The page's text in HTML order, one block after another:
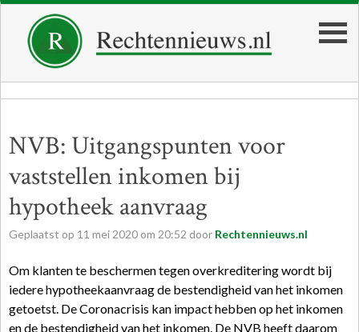
NVB: Uitgangspunten voor
vaststellen inkomen bij
hypotheek aanvraag
Geplaatst op 11 mei 2020 om 20:52 door Rechtennieuws.nl
Om klanten te beschermen tegen overkreditering wordt bij
iedere hypotheekaanvraag de bestendigheid van het inkomen
getoetst. De Coronacrisis kan impact hebben op het inkomen
en de bestendigheid van het inkomen. De NVB heeft daarom